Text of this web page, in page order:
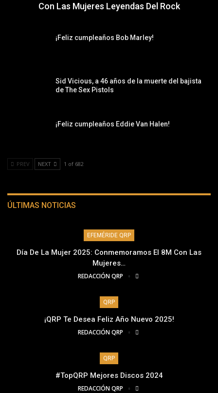
Con Las Mujeres Leyendas Del Rock
¡Feliz cumpleaños Bob Marley!
Sid Vicious, a 46 años de la muerte del bajista
de The Sex Pistols
¡Feliz cumpleaños Eddie Van Halen!
PREV NEXT 1 of 682
ÚLTIMAS NOTICIAS
EFEMÉRIDE QRP
Día De La Mujer 2025: Conmemoramos El 8M Con Las
Mujeres…
REDACCIÓN QRP
QRP
¡QRP Te Desea Feliz Año Nuevo 2025!
REDACCIÓN QRP
QRP
#TopQRP Mejores Discos 2024
REDACCIÓN QRP